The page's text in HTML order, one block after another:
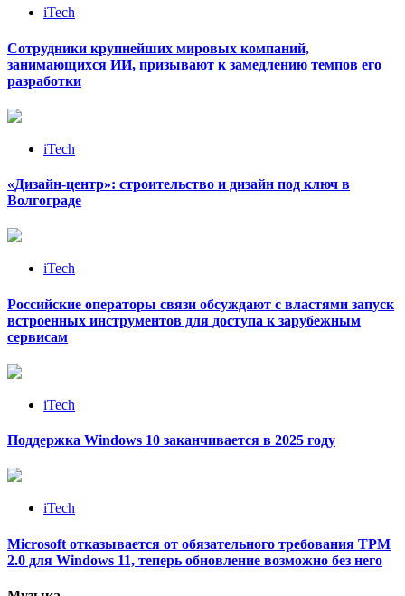
iTech
Сотрудники крупнейших мировых компаний,
занимающихся ИИ, призывают к замедлению темпов его
разработки
iTech
«Дизайн‑центр»: строительство и дизайн под ключ в
Волгограде
iTech
Российские операторы связи обсуждают с властями запуск
встроенных инструментов для доступа к зарубежным
сервисам
iTech
Поддержка Windows 10 заканчивается в 2025 году
iTech
Microsoft отказывается от обязательного требования TPM
2.0 для Windows 11, теперь обновление возможно без него